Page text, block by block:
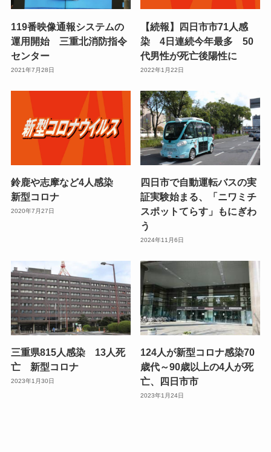
119番映像通報システムの
運用開始 三重北消防指令
センター
2021年7月28日
【続報】四日市市71人感
染 4日連続今年最多 50
代男性が死亡後陽性に
2022年1月22日
鈴鹿や志摩など4人感染
新型コロナ
2020年7月27日
四日市で自動運転バスの実
証実験始まる、「ニワミチ
スポットてらす」もにぎわ
う
2024年11月6日
三重県815人感染 13人死
亡 新型コロナ
2023年1月30日
124人が新型コロナ感染70
歳代～90歳以上の4人が死
亡、四日市市
2023年1月24日